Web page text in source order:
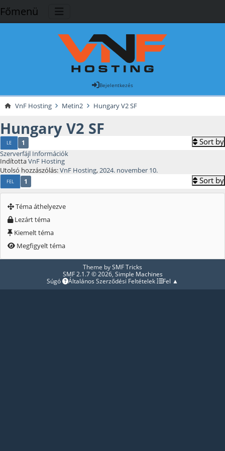
Főmenü
Bejelentkezés
VnF Hosting Metin2 Hungary V2 SF
Hungary V2 SF
LE 1 Sort by
Szerverfájl Információk
IndítottaVnF Hosting
Utolsó hozzászólás:VnF Hosting,2024. november 10.
FEL 1 Sort by
Téma áthelyezve
Lezárt téma
Kiemelt téma
Megfigyelt téma
Theme bySMF Tricks
SMF 2.1.7 © 2026, Simple Machines
Súgó
Általános Szerződési Feltételek Fel ▲